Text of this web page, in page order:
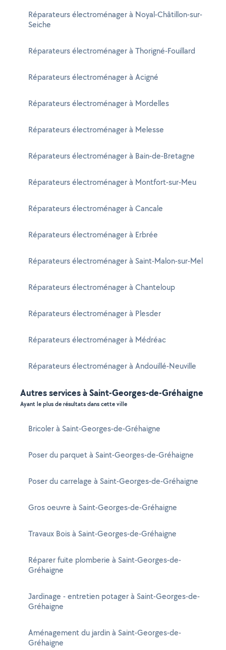
Réparateurs électroménager à Noyal-Châtillon-sur-
Seiche
Réparateurs électroménager à Thorigné-Fouillard
Réparateurs électroménager à Acigné
Réparateurs électroménager à Mordelles
Réparateurs électroménager à Melesse
Réparateurs électroménager à Bain-de-Bretagne
Réparateurs électroménager à Montfort-sur-Meu
Réparateurs électroménager à Cancale
Réparateurs électroménager à Erbrée
Réparateurs électroménager à Saint-Malon-sur-Mel
Réparateurs électroménager à Chanteloup
Réparateurs électroménager à Plesder
Réparateurs électroménager à Médréac
Réparateurs électroménager à Andouillé-Neuville
Autres services à Saint-Georges-de-Gréhaigne
Ayant le plus de résultats dans cette ville
Bricoler à Saint-Georges-de-Gréhaigne
Poser du parquet à Saint-Georges-de-Gréhaigne
Poser du carrelage à Saint-Georges-de-Gréhaigne
Gros oeuvre à Saint-Georges-de-Gréhaigne
Travaux Bois à Saint-Georges-de-Gréhaigne
Réparer fuite plomberie à Saint-Georges-de-
Gréhaigne
Jardinage - entretien potager à Saint-Georges-de-
Gréhaigne
Aménagement du jardin à Saint-Georges-de-
Gréhaigne